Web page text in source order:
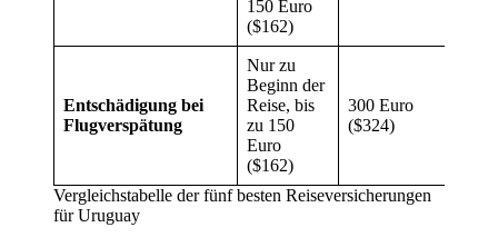
150 Euro
($162)
Entschädigung bei
Flugverspätung
Nur zu
Beginn der
Reise, bis
zu 150
Euro
($162)
300 Euro
($324)
Vergleichstabelle der fünf besten Reiseversicherungen
für Uruguay